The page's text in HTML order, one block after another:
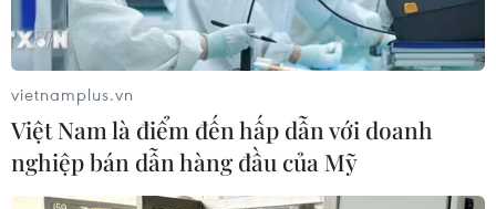
vietnamplus.vn
Việt Nam là điểm đến hấp dẫn với doanh
nghiệp bán dẫn hàng đầu của Mỹ